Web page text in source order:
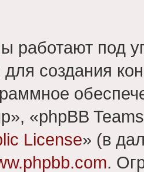
работают под
для создания
«phpBB
License» (в
.